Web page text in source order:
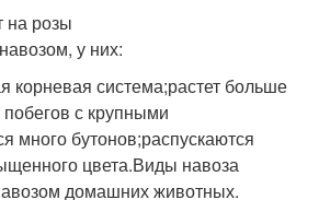
на розы
у них:
корневая система;растет больше
с крупными
много бутонов;распускаются
цвета.Виды навоза
домашних животных.